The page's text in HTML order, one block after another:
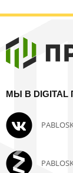
МЫ В DIGITAL